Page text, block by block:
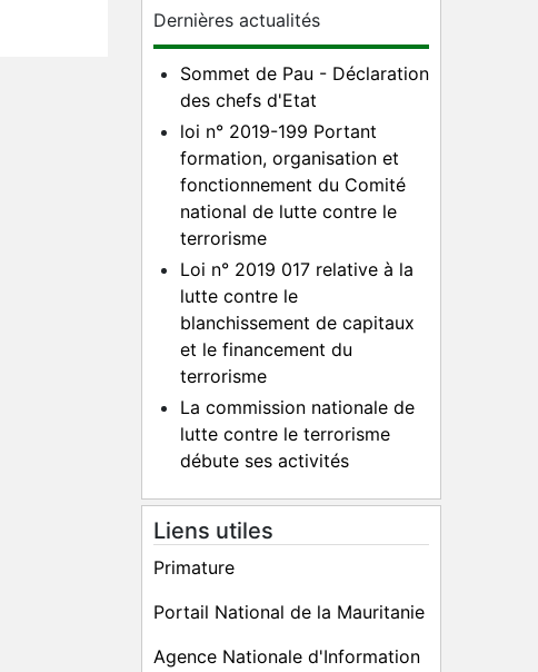
Dernières actualités
Sommet de Pau - Déclaration
des chefs d'Etat
loi n° 2019-199 Portant
formation, organisation et
fonctionnement du Comité
national de lutte contre le
terrorisme
Loi n° 2019 017 relative à la
lutte contre le
blanchissement de capitaux
et le financement du
terrorisme
La commission nationale de
lutte contre le terrorisme
débute ses activités
Liens utiles
Primature
Portail National de la Mauritanie
Agence Nationale d'Information